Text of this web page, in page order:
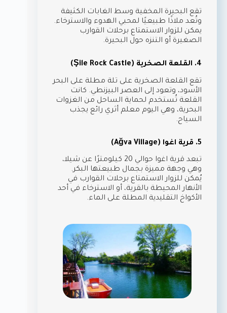
تقع البحيرة المخفية وسط الغابات الكثيفة
وتُعد ملاذًا طبيعيًا لمحبي الهدوء والاسترخاء.
يمكن للزوار الاستمتاع برحلات القوارب
الصغيرة أو التنزه حول البحيرة.
4. القلعة الصخرية (Şile Rock Castle)
تقع القلعة الصخرية على تلة مطلة على البحر
الأسود، وتعود إلى العصر البيزنطي. كانت
القلعة تُستخدم لحماية الساحل من الغزوات
البحرية، وهي اليوم معلم أثري رائع يجذب
السياح.
5. قرية اغوا (Ağva Village)
تبعد قرية اغوا حوالي 20 كيلومترًا عن شيلا،
وهي وجهة مميزة بجمال طبيعتها البكر.
يُمكن للزوار الاستمتاع برحلات القوارب في
الأنهار المحيطة بالقرية، أو الاسترخاء في أحد
الأكواخ التقليدية المطلة على الماء.